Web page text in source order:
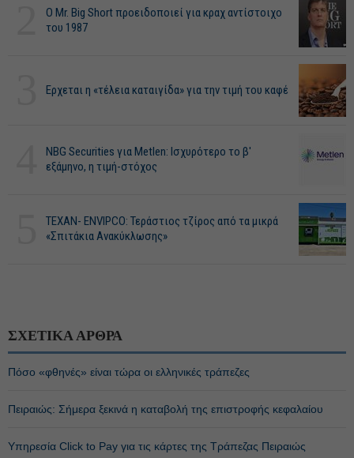
O Mr. Big Short προειδοποιεί για κραχ αντίστοιχο
του 1987
Ερχεται η «τέλεια καταιγίδα» για την τιμή του καφέ
NBG Securities για Metlen: Ισχυρότερο το β'
εξάμηνο, η τιμή-στόχος
ΤΕΧΑΝ- ENVIPCO: Τεράστιος τζίρος από τα μικρά
«Σπιτάκια Ανακύκλωσης»
ΣΧΕΤΙΚΑ ΑΡΘΡΑ
Πόσο «φθηνές» είναι τώρα οι ελληνικές τράπεζες
Πειραιώς: Σήμερα ξεκινά η καταβολή της επιστροφής κεφαλαίου
Υπηρεσία Click to Pay για τις κάρτες της Τράπεζας Πειραιώς